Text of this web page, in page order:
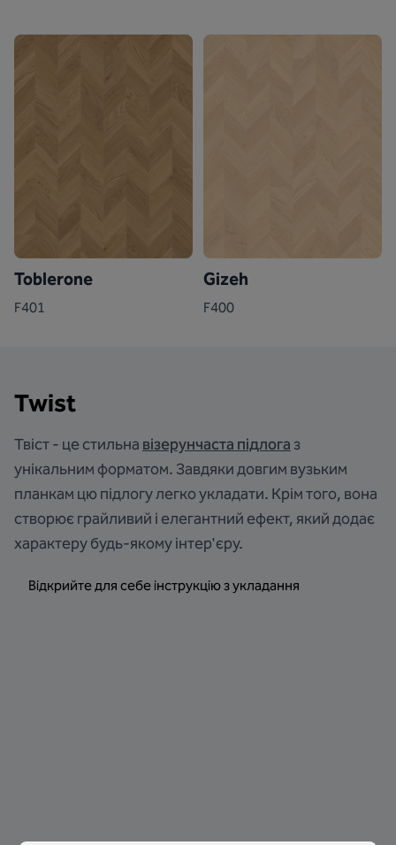
Toblerone
F401
Gizeh
F400
Twist
Твіст - це стильна візерунчаста підлогаз
унікальним форматом. Завдяки довгим вузьким
планкам цю підлогу легко укладати. Крім того, вона
створює грайливий і елегантний ефект, який додає
характеру будь-якому інтер'єру.
Відкрийте для себе інструкцію з укладання